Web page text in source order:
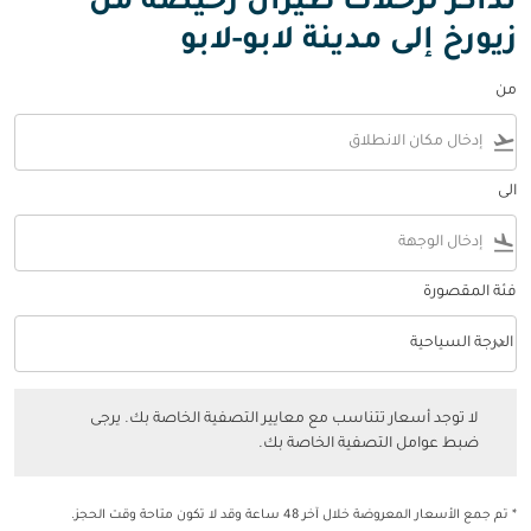
زيورخ إلى مدينة لابو-لابو
من
flight_takeoff
الى
flight_land
فئة المقصورة
فئة المقصورة option الدرجة السياحية Selected
الدرجة السياحية
keyboard_arrow_down
لا توجد أسعار تتناسب مع معايير التصفية الخاصة بك. يرجى
ضبط عوامل التصفية الخاصة بك.
* تم جمع الأسعار المعروضة خلال آخر 48 ساعة وقد لا تكون متاحة وقت الحجز.